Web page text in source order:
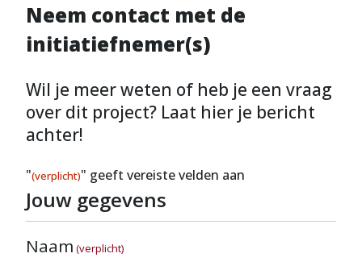
Neem contact met de
initiatiefnemer(s)
Wil je meer weten of heb je een vraag
over dit project? Laat hier je bericht
achter!
"(verplicht)" geeft vereiste velden aan
Jouw gegevens
Naam (verplicht)